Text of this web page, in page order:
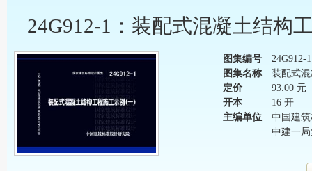
24G912-1：装配式混凝土结构
图集编号
24G912-1
图集名称
装配式
定价
93.00 元
开本
16 开
主编单位
中国建
中建一